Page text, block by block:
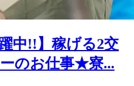
中!!】稼げる2交
のお仕事★寮...